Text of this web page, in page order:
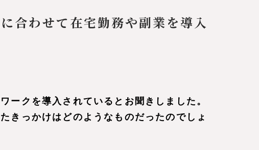
合わせて在宅勤務や副業を導入
ークを導入されているとお聞きしました。
きっかけはどのようなものだったのでしょ